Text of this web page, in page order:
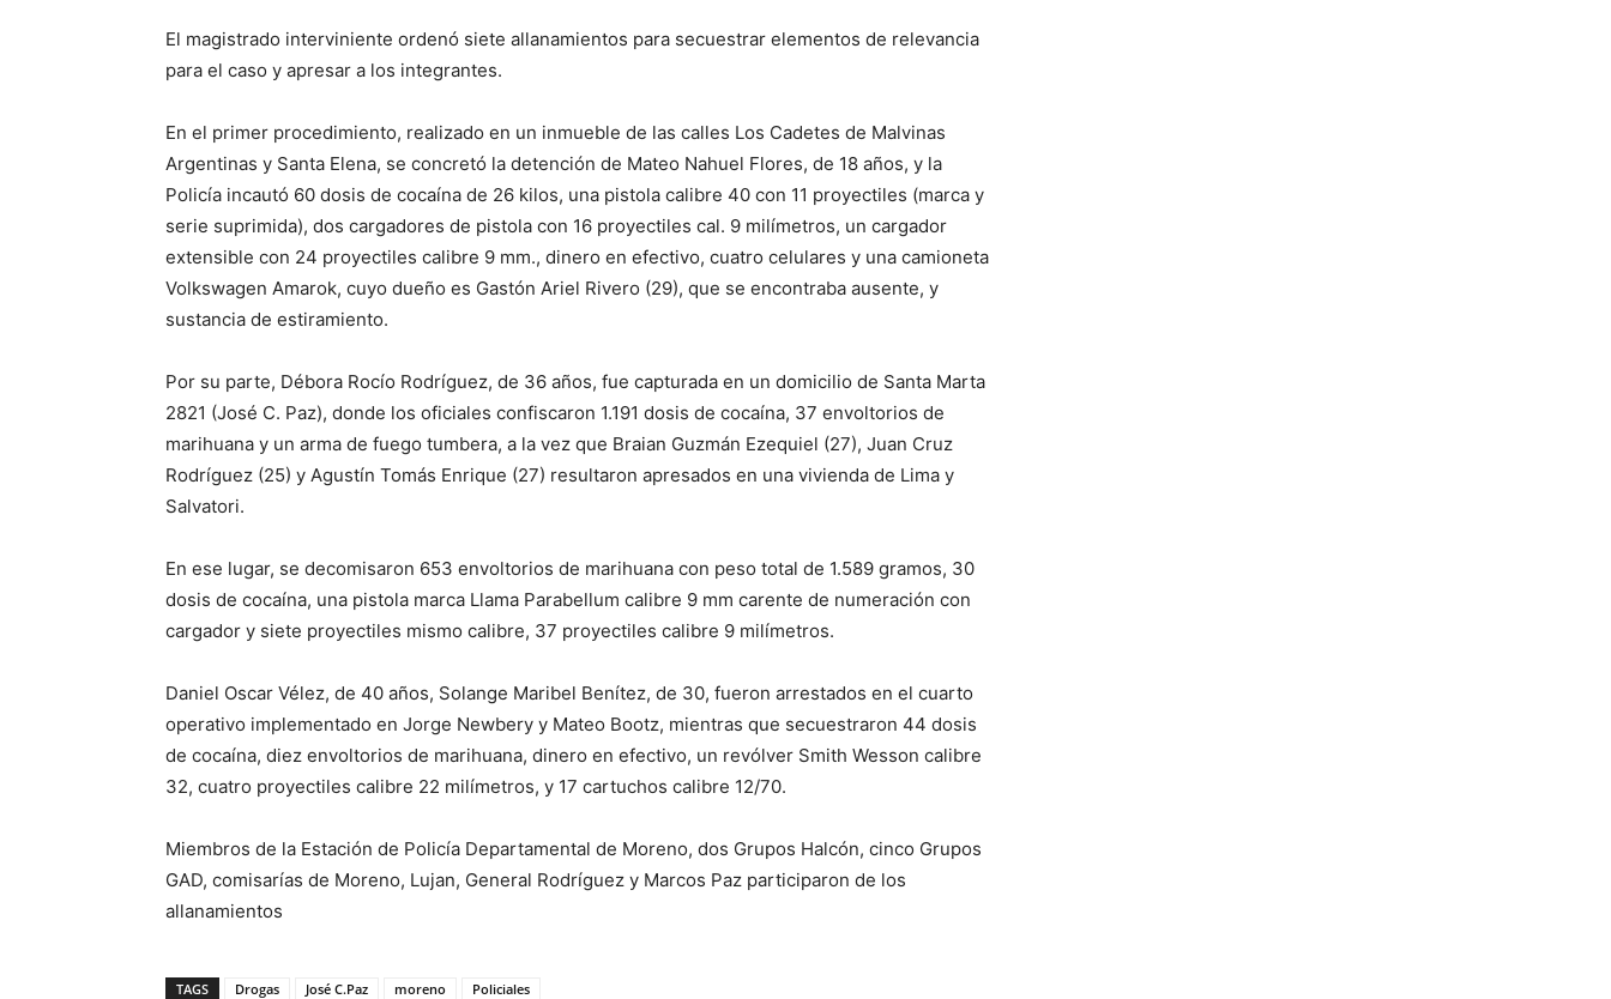
El magistrado interviniente ordenó siete allanamientos para secuestrar elementos de relevancia
para el caso y apresar a los integrantes.
En el primer procedimiento, realizado en un inmueble de las calles Los Cadetes de Malvinas
Argentinas y Santa Elena, se concretó la detención de Mateo Nahuel Flores, de 18 años, y la
Policía incautó 60 dosis de cocaína de 26 kilos, una pistola calibre 40 con 11 proyectiles (marca y
serie suprimida), dos cargadores de pistola con 16 proyectiles cal. 9 milímetros, un cargador
extensible con 24 proyectiles calibre 9 mm., dinero en efectivo, cuatro celulares y una camioneta
Volkswagen Amarok, cuyo dueño es Gastón Ariel Rivero (29), que se encontraba ausente, y
sustancia de estiramiento.
Por su parte, Débora Rocío Rodríguez, de 36 años, fue capturada en un domicilio de Santa Marta
2821 (José C. Paz), donde los oficiales confiscaron 1.191 dosis de cocaína, 37 envoltorios de
marihuana y un arma de fuego tumbera, a la vez que Braian Guzmán Ezequiel (27), Juan Cruz
Rodríguez (25) y Agustín Tomás Enrique (27) resultaron apresados en una vivienda de Lima y
Salvatori.
En ese lugar, se decomisaron 653 envoltorios de marihuana con peso total de 1.589 gramos, 30
dosis de cocaína, una pistola marca Llama Parabellum calibre 9 mm carente de numeración con
cargador y siete proyectiles mismo calibre, 37 proyectiles calibre 9 milímetros.
Daniel Oscar Vélez, de 40 años, Solange Maribel Benítez, de 30, fueron arrestados en el cuarto
operativo implementado en Jorge Newbery y Mateo Bootz, mientras que secuestraron 44 dosis
de cocaína, diez envoltorios de marihuana, dinero en efectivo, un revólver Smith Wesson calibre
32, cuatro proyectiles calibre 22 milímetros, y 17 cartuchos calibre 12/70.
Miembros de la Estación de Policía Departamental de Moreno, dos Grupos Halcón, cinco Grupos
GAD, comisarías de Moreno, Lujan, General Rodríguez y Marcos Paz participaron de los
allanamientos
TAGS Drogas José C.Paz moreno Policiales